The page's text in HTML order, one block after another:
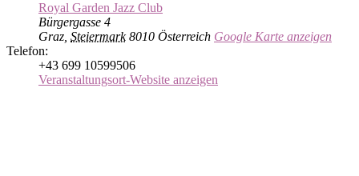
Royal Garden Jazz Club
Bürgergasse 4
Graz Steiermark 8010 Österreich Google Karte anzeigen
Telefon:
+43 699 10599506
Veranstaltungsort-Website anzeigen